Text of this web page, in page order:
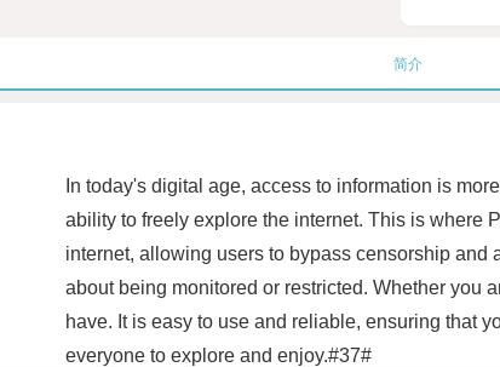
简介
In today's digital age, access to information is
ability to freely explore the internet. This is where
internet, allowing users to bypass censorship
about being monitored or restricted. Whether you
have. It is easy to use and reliable, ensuring that
everyone to explore and enjoy.#37#